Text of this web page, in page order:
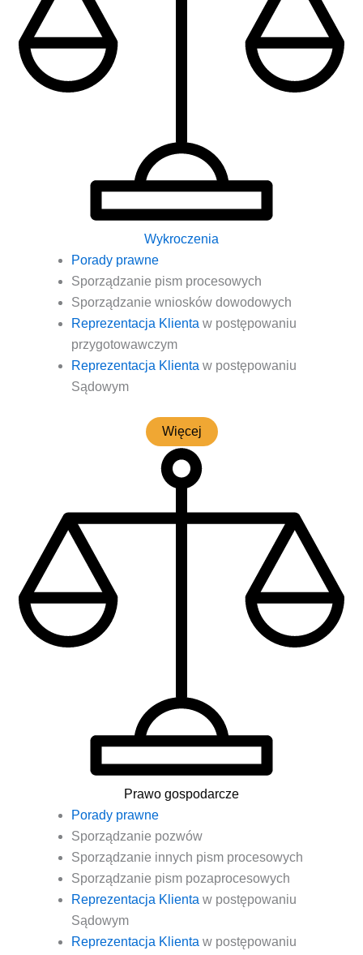
Wykroczenia
Pora­dy prawne
Spo­rzą­dza­nie pism procesowych
Spo­rzą­dza­nie wnio­sków dowodowych
Repre­zen­ta­cja Klien­ta w postę­po­wa­niu
przygotowawczym
Repre­zen­ta­cja Klien­ta w postę­po­wa­niu
Sądowym
Wię­cej
Prawo gospodarcze
Pora­dy prawne
Spo­rzą­dza­nie pozwów
Spo­rzą­dza­nie innych pism procesowych
Spo­rzą­dza­nie pism pozaprocesowych
Repre­zen­ta­cja Klien­ta w postę­po­wa­niu
Sądowym
Repre­zen­ta­cja Klien­ta w postę­po­wa­niu